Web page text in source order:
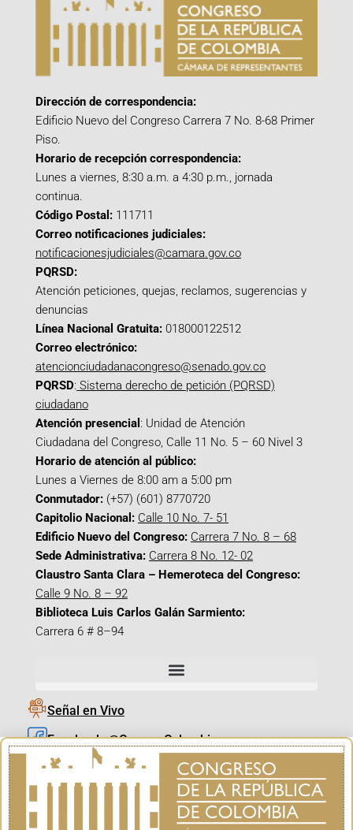
Dirección de correspondencia:
Edificio Nuevo del Congreso Carrera 7 No. 8-68 Primer
Piso.
Horario de recepción correspondencia:
Lunes a viernes, 8:30 a.m. a 4:30 p.m., jornada
continua.
Código Postal: 111711
Correo notificaciones judiciales:
notificacionesjudiciales@camara.gov.co
PQRSD:
Atención peticiones, quejas, reclamos, sugerencias y
denuncias
Línea Nacional Gratuita: 018000122512
Correo electrónico:
atencionciudadanacongreso@senado.gov.co
PQRSD: Sistema derecho de petición (PQRSD)
ciudadano
Atención presencial : Unidad de Atención
Ciudadana del Congreso, Calle 11 No. 5 – 60 Nivel 3
Horario de atención al público:
Lunes a Viernes de 8:00 am a 5:00 pm
Conmutador: (+57) (601) 8770720
Capitolio Nacional: Calle 10 No. 7- 51
Edificio Nuevo del Congreso: Carrera 7 No. 8 – 68
Sede Administrativa: Carrera 8 No. 12- 02
Claustro Santa Clara – Hemeroteca del Congreso:
Calle 9 No. 8 – 92
Biblioteca Luis Carlos Galán Sarmiento:
Carrera 6 # 8–94
Señal en Vivo
Facebook_@CamaraColombia
Instagram_@CamaraColombia
X_@CamaraColombia